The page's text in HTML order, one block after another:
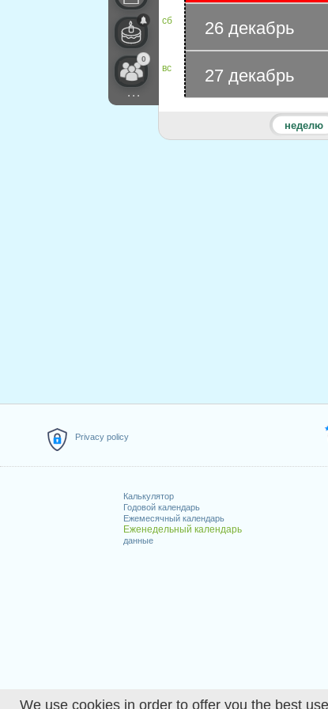
We use cookies in order to offer you the best
Privacy policy
Калькулятор
Годовой календарь
Ежемесячный календарь
Еженедельный календарь
данные
0
...
неделю
сб
вс
26 декабрь
27 декабрь